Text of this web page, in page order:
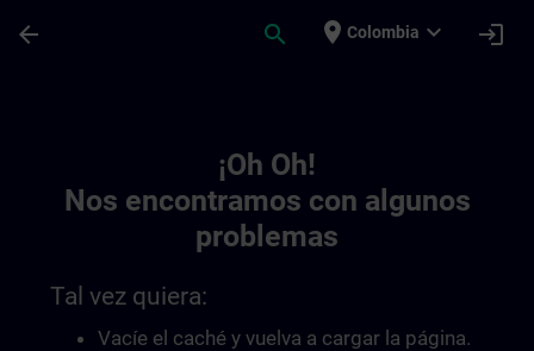
arrow_back search place Colombia expand_more login
¡Oh Oh!
Nos encontramos con algunos
problemas
Tal vez quiera:
Vacíe el caché y vuelva a cargar la página.